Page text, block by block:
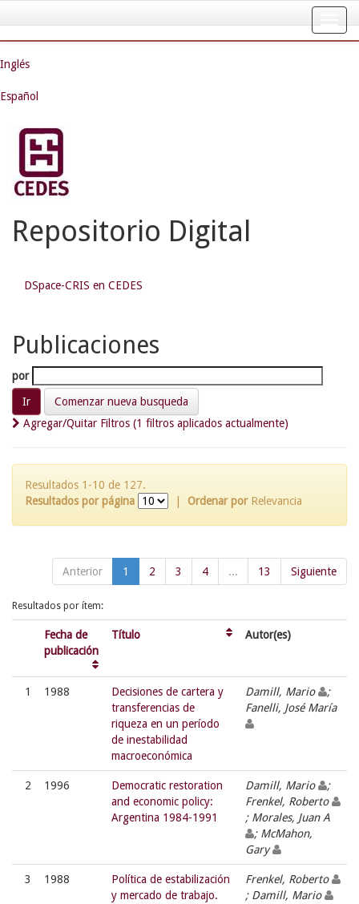
navigation
Inglés
Español
Repositorio Digital
DSpace-CRIS en CEDES
Publicaciones
por
Comenzar nueva busqueda
Agregar/Quitar Filtros (1 filtros aplicados actualmente)
Resultados 1-10 de 127.
Resultados por página
Ordenar por Relevancia
Anterior 1 2 3 4 ... 13 Siguiente
Resultados por ítem:
Fecha de
publicación
Título Autor(es)
1 1988
Decisiones de cartera y
transferencias de
riqueza en un período
de inestabilidad
macroeconómica
Damill, Mario
;
Fanelli, José María
2 1996
Democratic restoration
and economic policy:
Argentina 1984-1991
Damill, Mario
;
Frenkel, Roberto
; Morales, Juan A
; McMahon,
Gary
3 1988
Política de estabilización
y mercado de trabajo.
Frenkel, Roberto
; Damill, Mario